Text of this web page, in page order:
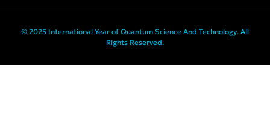
© 2025 International Year of Quantum Science And Technology. All
Rights Reserved.